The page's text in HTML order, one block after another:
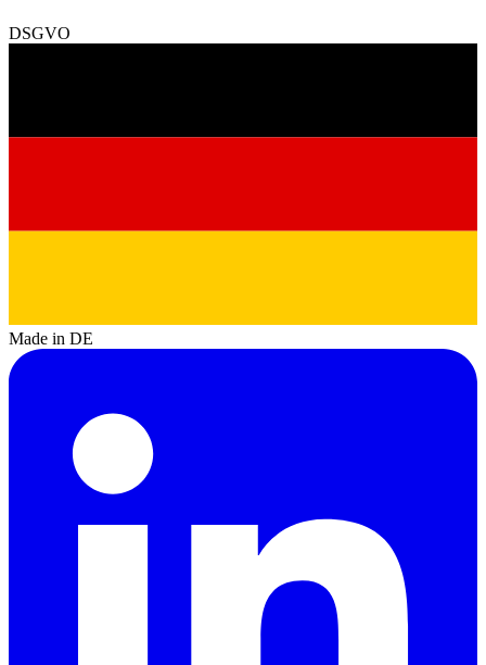
DSGVO
Made in DE